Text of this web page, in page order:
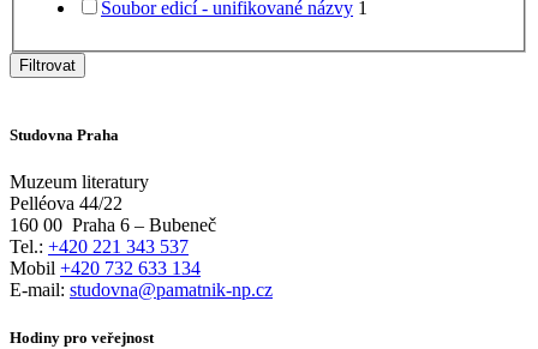
Soubor edicí - unifikované názvy 1
Filtrovat
Studovna Praha
Muzeum literatury
Pelléova 44/22
160 00 Praha 6 – Bubeneč
Tel.: +420 221 343 537
Mobil +420 732 633 134
E-mail: studovna@pamatnik-np.cz
Hodiny pro veřejnost